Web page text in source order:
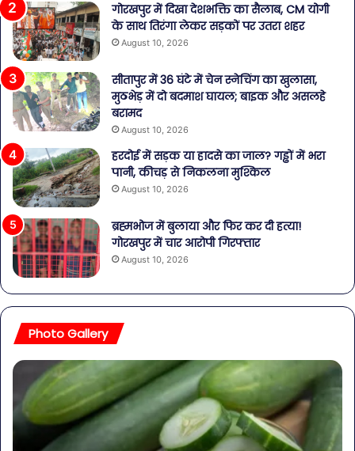
गोरखपुर में दिखा देशभक्ति का सैलाब, CM योगी
के साथ तिरंगा लेकर सड़कों पर उतरा शहर
August 10, 2026
सीतापुर में 36 घंटे में चेन स्नेचिंग का खुलासा,
मुठभेड़ में दो बदमाश घायल; बाइक और असलहे
बरामद
August 10, 2026
हरदोई में सड़क या हादसे का जाल? गड्ढों में भरा
पानी, कीचड़ से निकलना मुश्किल
August 10, 2026
ब्रह्मभोज में बुलाया और फिर कर दी हत्या!
गोरखपुर में चार आरोपी गिरफ्तार
August 10, 2026
Photo Gallery
पेट
समस्याओं